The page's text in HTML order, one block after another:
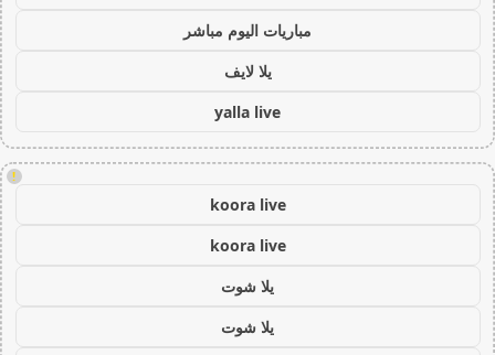
مباريات اليوم مباشر
يلا لايف
yalla live
!
koora live
koora live
يلا شوت
يلا شوت